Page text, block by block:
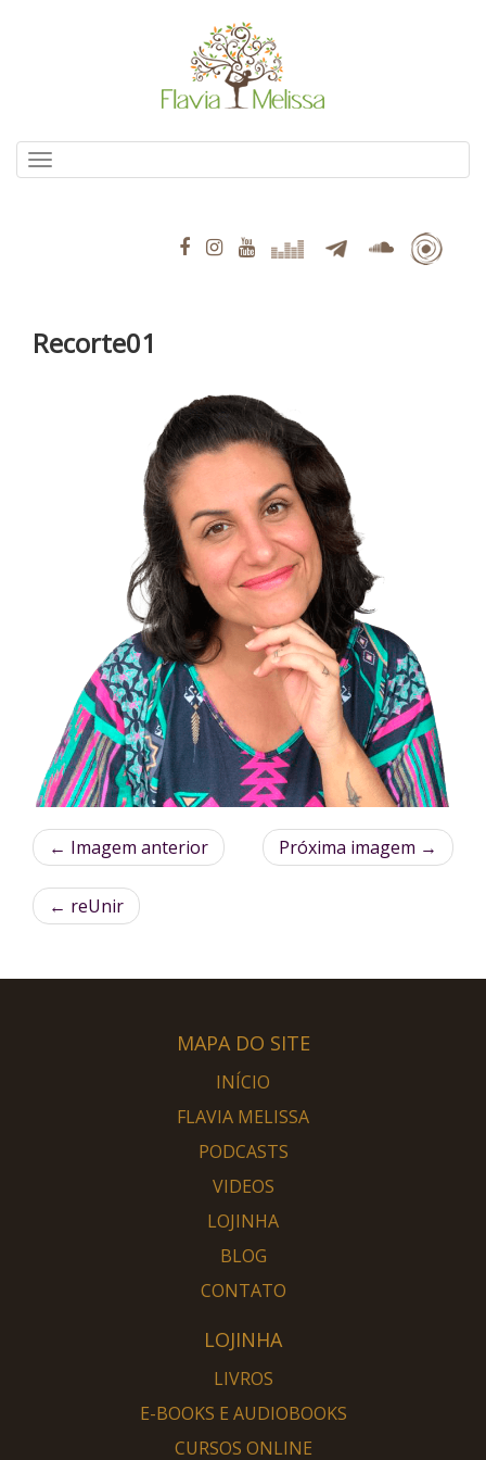
Recorte01
← Imagem anterior Próxima imagem →
← reUnir
MAPA DO SITE
INÍCIO
FLAVIA MELISSA
PODCASTS
VIDEOS
LOJINHA
BLOG
CONTATO
LOJINHA
LIVROS
E-BOOKS E AUDIOBOOKS
CURSOS ONLINE